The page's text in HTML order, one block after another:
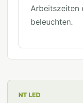
Arbeitszeiten
beleuchten.
NT LED